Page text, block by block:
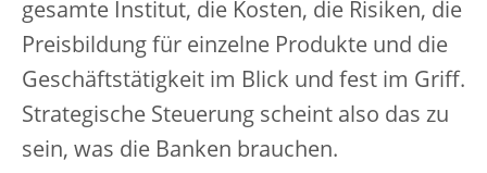
gesamte Institut, die Kosten, die Risiken, die
Preisbildung für einzelne Produkte und die
Geschäftstätigkeit im Blick und fest im Griff.
Strategische Steuerung scheint also das zu
sein, was die Banken brauchen.